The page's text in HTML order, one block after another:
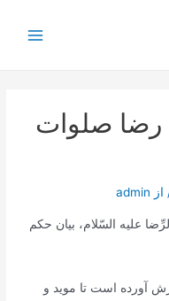
رضا صلوات‌
از admin
علیه ‌السّلام، بیان‌ حكم‌
آورده‌ است‌ تا موید و